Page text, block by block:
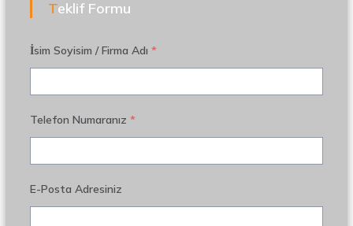
Teklif Formu
İsim Soyisim / Firma Adı *
Telefon Numaranız *
E-Posta Adresiniz